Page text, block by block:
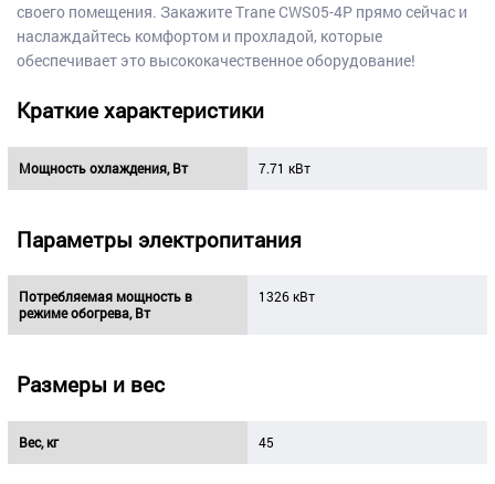
своего помещения. Закажите Trane CWS05-4P прямо сейчас и
наслаждайтесь комфортом и прохладой, которые
обеспечивает это высококачественное оборудование!
Краткие характеристики
Мощность охлаждения, Вт 7.71 кВт
Параметры электропитания
Потребляемая мощность в
режиме обогрева, Вт
1326 кВт
Размеры и вес
Вес, кг 45